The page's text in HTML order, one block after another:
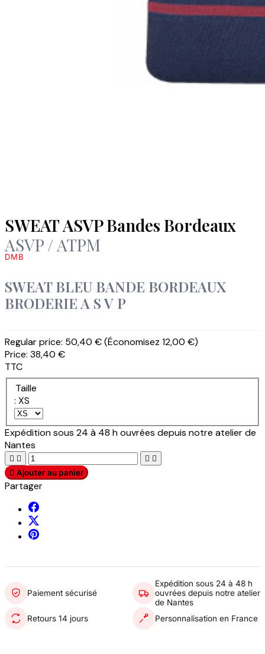
SWEAT ASVP Bandes Bordeaux
ASVP / ATPM
DMB
SWEAT BLEU BANDE BORDEAUX
BRODERIE A S V P
Regular price: 50,40 €(Économisez 12,00 €)
Price: 38,40 €
TTC
Taille
: XS
Expédition sous 24 à 48 h ouvrées depuis notre atelier de
Nantes
   
 Ajouter au panier
Partager
Paiement sécurisé
Expédition sous 24 à 48 h
ouvrées depuis notre atelier
de Nantes
Retours 14 jours
Personnalisation en France